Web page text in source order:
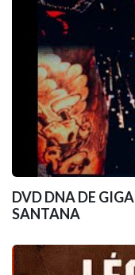
DVD DNA DE
SANTANA